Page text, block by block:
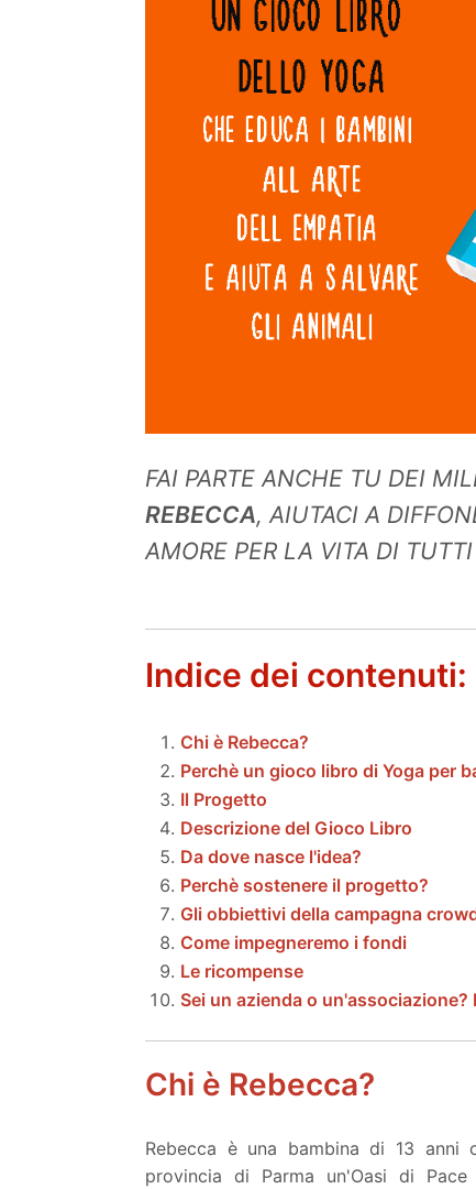
FAI PARTE ANCHE TU DEI
REBECCA, AIUTACI A
AMORE PER LA VITA DI
Indice dei contenuti:
Chi è Rebecca?
Perchè un gioco libro di Yoga per
Il Progetto
Descrizione del Gioco Libro
Da dove nasce l'idea?
Perchè sostenere il progetto?
Gli obbiettivi della campagna
Come impegneremo i fondi
Le ricompense
Sei un azienda o un'associazione?
Chi è Rebecca?
Rebecca è una bambina di 13
provincia di Parma un'Oasi di